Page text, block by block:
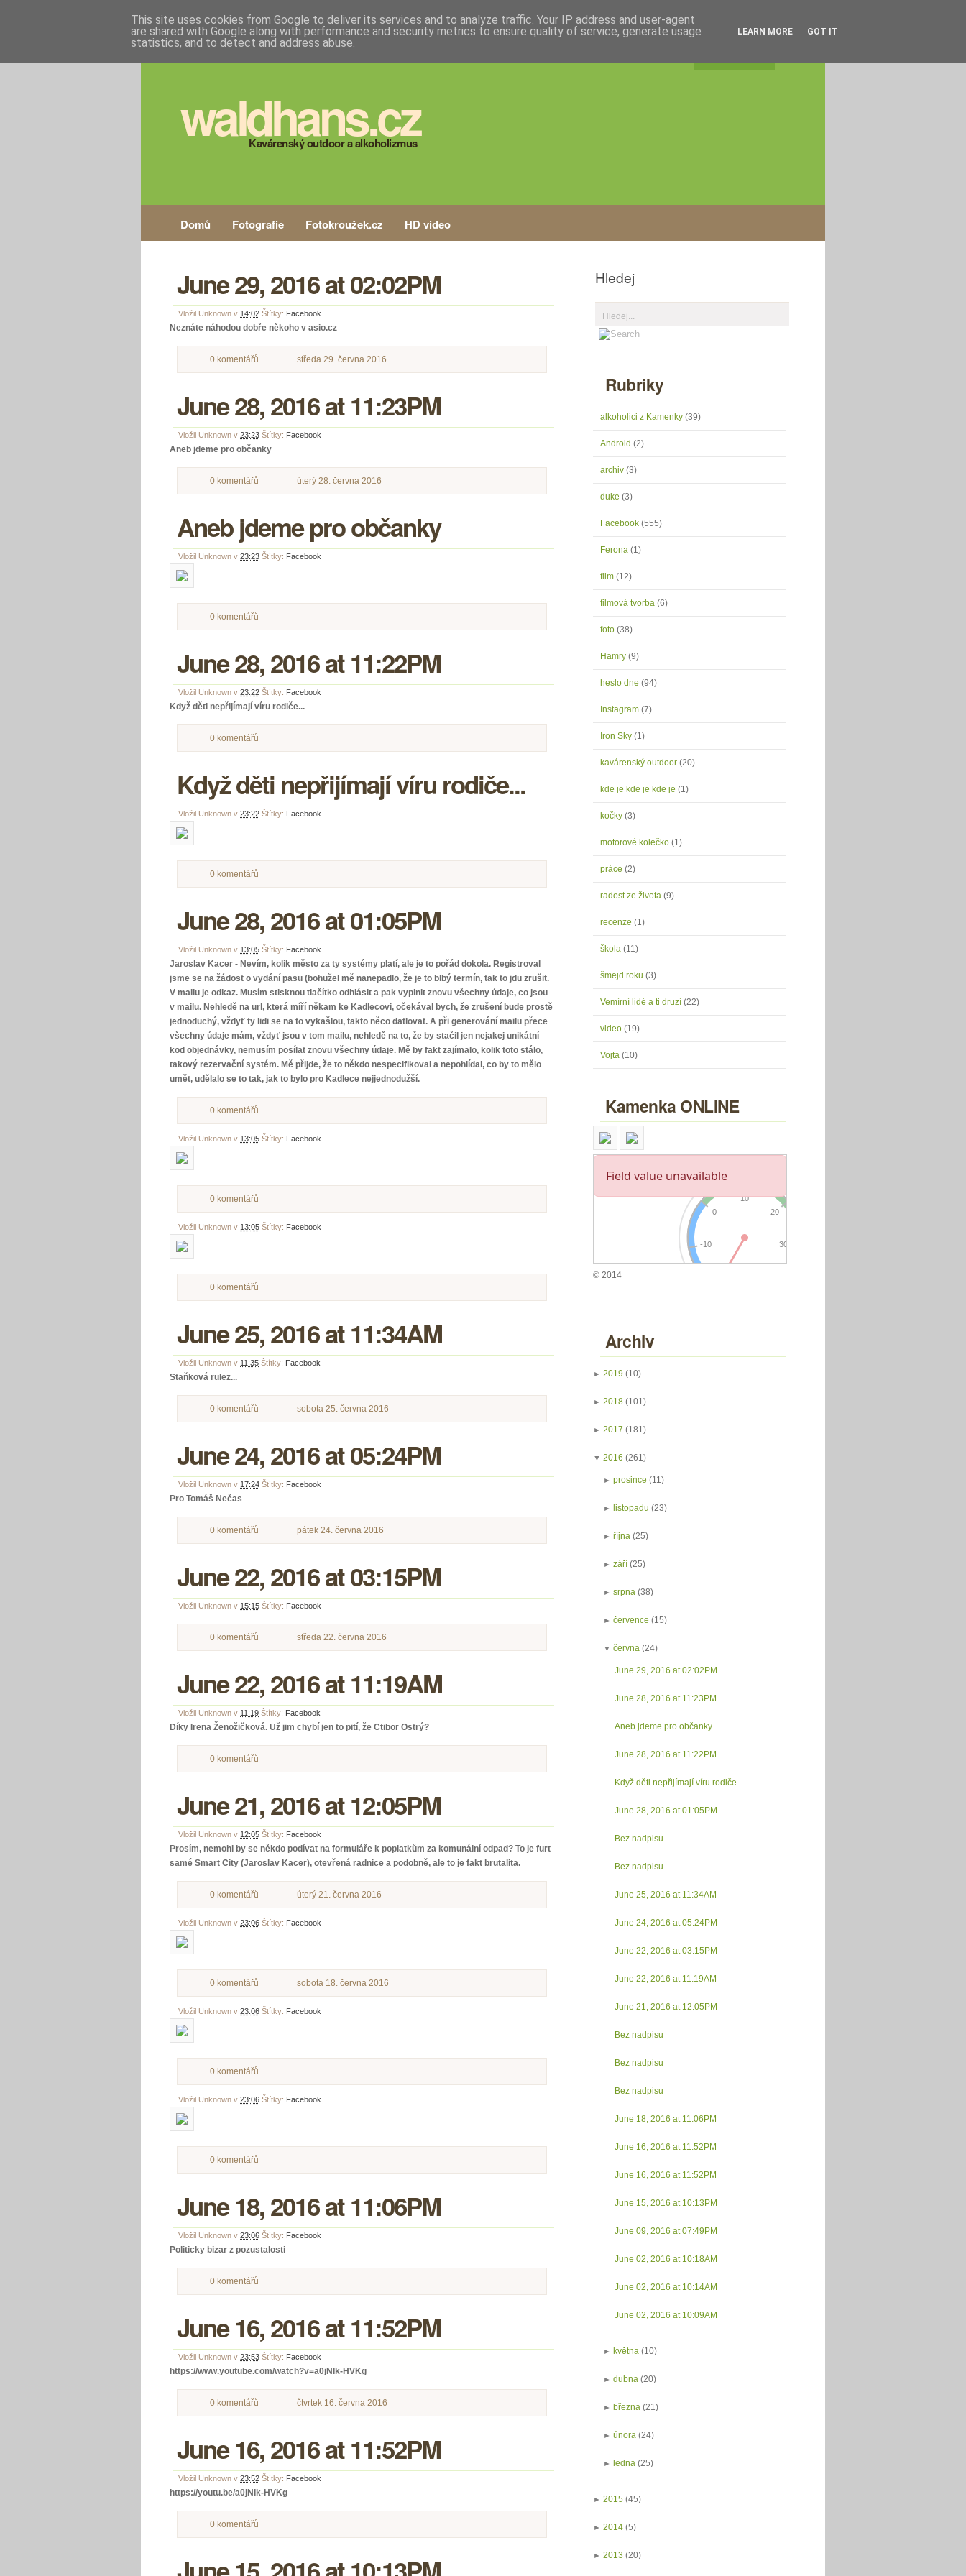
waldhans.cz
Kavárenský outdoor a alkoholizmus
Domů Fotografie Fotokroužek.cz HD video
June 29, 2016 at 02:02PM
Vložil Unknown v 14:02 Štítky: Facebook
Neznáte náhodou dobře někoho v asio.cz
0 komentářů středa 29. června 2016
June 28, 2016 at 11:23PM
Vložil Unknown v 23:23 Štítky: Facebook
Aneb jdeme pro občanky
0 komentářů úterý 28. června 2016
Aneb jdeme pro občanky
Vložil Unknown v 23:23 Štítky: Facebook
0 komentářů
June 28, 2016 at 11:22PM
Vložil Unknown v 23:22 Štítky: Facebook
Když děti nepřijímají víru rodiče...
0 komentářů
Když děti nepřijímají víru rodiče...
Vložil Unknown v 23:22 Štítky: Facebook
0 komentářů
June 28, 2016 at 01:05PM
Vložil Unknown v 13:05 Štítky: Facebook
Jaroslav Kacer - Nevím, kolik město za ty systémy platí, ale je to pořád dokola. Registroval
jsme se na žádost o vydání pasu (bohužel mě nanepadlo, že je to blbý termín, tak to jdu zrušit.
V mailu je odkaz. Musím stisknou tlačítko odhlásit a pak vyplnit znovu všechny údaje, co jsou
v mailu. Nehledě na url, která míří někam ke Kadlecovi, očekával bych, že zrušení bude prostě
jednoduchý, vždyť ty lidi se na to vykašlou, takto něco datlovat. A při generování mailu přece
všechny údaje mám, vždyť jsou v tom mailu, nehledě na to, že by stačil jen nejakej unikátní
kod objednávky, nemusím posílat znovu všechny údaje. Mě by fakt zajímalo, kolik toto stálo,
takový rezervační systém. Mě přijde, že to někdo nespecifikoval a nepohlídal, co by to mělo
umět, udělalo se to tak, jak to bylo pro Kadlece nejjednodužší.
0 komentářů
Vložil Unknown v 13:05 Štítky: Facebook
0 komentářů
Vložil Unknown v 13:05 Štítky: Facebook
0 komentářů
June 25, 2016 at 11:34AM
Vložil Unknown v 11:35 Štítky: Facebook
Staňková rulez...
0 komentářů sobota 25. června 2016
June 24, 2016 at 05:24PM
Vložil Unknown v 17:24 Štítky: Facebook
Pro Tomáš Nečas
0 komentářů pátek 24. června 2016
June 22, 2016 at 03:15PM
Vložil Unknown v 15:15 Štítky: Facebook
0 komentářů středa 22. června 2016
June 22, 2016 at 11:19AM
Vložil Unknown v 11:19 Štítky: Facebook
Díky Irena Ženožičková. Už jim chybí jen to pití, že Ctibor Ostrý?
0 komentářů
June 21, 2016 at 12:05PM
Vložil Unknown v 12:05 Štítky: Facebook
Prosím, nemohl by se někdo podívat na formuláře k poplatkům za komunální odpad? To je furt
samé Smart City (Jaroslav Kacer), otevřená radnice a podobně, ale to je fakt brutalita.
0 komentářů úterý 21. června 2016
Vložil Unknown v 23:06 Štítky: Facebook
0 komentářů sobota 18. června 2016
Vložil Unknown v 23:06 Štítky: Facebook
0 komentářů
Vložil Unknown v 23:06 Štítky: Facebook
0 komentářů
June 18, 2016 at 11:06PM
Vložil Unknown v 23:06 Štítky: Facebook
Politicky bizar z pozustalosti
0 komentářů
June 16, 2016 at 11:52PM
Vložil Unknown v 23:53 Štítky: Facebook
https://www.youtube.com/watch?v=a0jNIk-HVKg
0 komentářů čtvrtek 16. června 2016
June 16, 2016 at 11:52PM
Vložil Unknown v 23:52 Štítky: Facebook
https://youtu.be/a0jNIk-HVKg
0 komentářů
Hledej
Rubriky
alkoholici z Kamenky (39)
Android (2)
archiv (3)
duke (3)
Facebook (555)
Ferona (1)
film (12)
filmová tvorba (6)
foto (38)
Hamry (9)
heslo dne (94)
Instagram (7)
Iron Sky (1)
kavárenský outdoor (20)
kde je kde je kde je (1)
kočky (3)
motorové kolečko (1)
práce (2)
radost ze života (9)
recenze (1)
škola (11)
šmejd roku (3)
Vemírní lidé a ti druzí (22)
video (19)
Vojta (10)
Kamenka ONLINE
© 2014
Archiv
► 2019 (10)
► 2018 (101)
► 2017 (181)
▼ 2016 (261)
►prosince (11)
►listopadu (23)
►října (25)
►září (25)
►srpna (38)
►července (15)
▼června (24)
June 29, 2016 at 02:02PM
June 28, 2016 at 11:23PM
Aneb jdeme pro občanky
June 28, 2016 at 11:22PM
Když děti nepřijímají víru rodiče...
June 28, 2016 at 01:05PM
Bez nadpisu
Bez nadpisu
June 25, 2016 at 11:34AM
June 24, 2016 at 05:24PM
June 22, 2016 at 03:15PM
June 22, 2016 at 11:19AM
June 21, 2016 at 12:05PM
Bez nadpisu
Bez nadpisu
Bez nadpisu
June 18, 2016 at 11:06PM
June 16, 2016 at 11:52PM
June 16, 2016 at 11:52PM
June 15, 2016 at 10:13PM
June 09, 2016 at 07:49PM
June 02, 2016 at 10:18AM
June 02, 2016 at 10:14AM
June 02, 2016 at 10:09AM
►května (10)
►dubna (20)
►března (21)
►února (24)
►ledna (25)
► 2015 (45)
► 2014 (5)
► 2013 (20)
This site uses cookies from Google to deliver its services and to analyze traffic. Your IP address and user-agent
are shared with Google along with performance and security metrics to ensure quality of service, generate usage
statistics, and to detect and address abuse.
LEARN MORE GOT IT